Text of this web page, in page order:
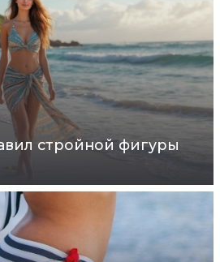
стройной фигуры